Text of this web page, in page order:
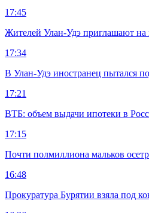
17:45
Жителей Улан-Удэ приглашают
17:34
В Улан-Удэ иностранец пытался
17:21
ВТБ: объем выдачи ипотеки в
17:15
Почти полмиллиона мальков
16:48
Прокуратура Бурятии взяла под